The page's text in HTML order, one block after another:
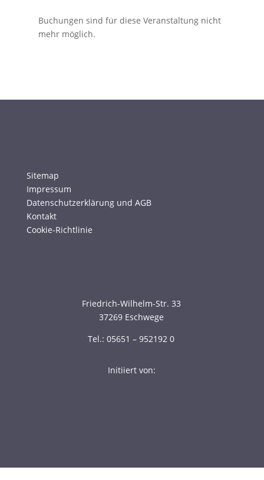
Buchungen sind für diese Veranstaltung nicht
mehr möglich.
Sitemap
Impressum
Datenschutzerklärung und AGB
Kontakt
Cookie-Richtlinie
Friedrich-Wilhelm-Str. 33
37269 Eschwege
Tel.: 05651 – 952192 0
Initiiert von: